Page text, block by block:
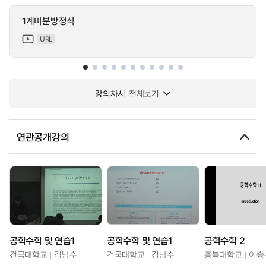
1계미분방정식
URL
강의차시 전체보기
연관공개강의
공학수학 및 연습1
건국대학교 김남수
공학수학 및 연습1
건국대학교 김남수
공학수학 2
충북대학교 이